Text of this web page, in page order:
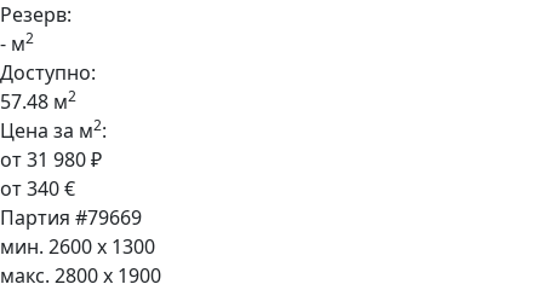
Резерв:
- м2
Доступно:
57.48 м2
Цена за м2:
от 31 980 ₽
от 340 €
Партия #79669
мин. 2600 x 1300
макс. 2800 x 1900